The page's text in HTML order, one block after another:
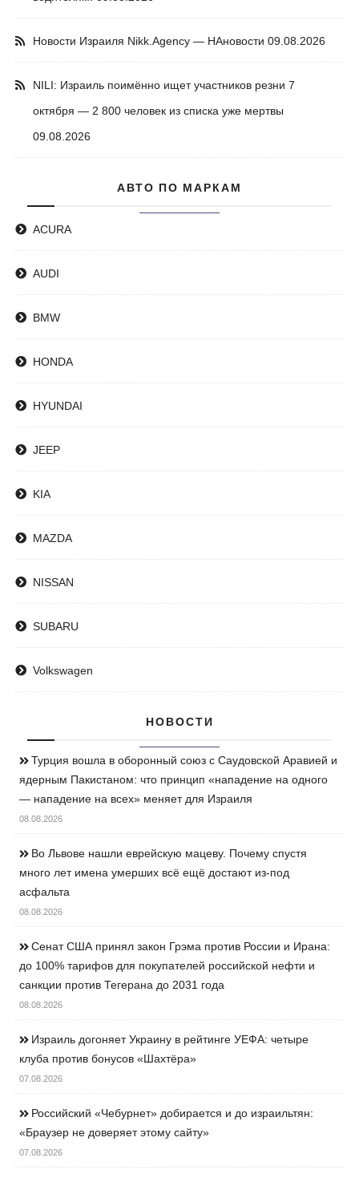
Новости Израиля Nikk.Agency — НАновости 09.08.2026
NILI: Израиль поимённо ищет участников резни 7
октября — 2 800 человек из списка уже мертвы
09.08.2026
АВТО ПО МАРКАМ
ACURA
AUDI
BMW
HONDA
HYUNDAI
JEEP
KIA
MAZDA
NISSAN
SUBARU
Volkswagen
НОВОСТИ
Турция вошла в оборонный союз с Саудовской Аравией и
ядерным Пакистаном: что принцип «нападение на одного
— нападение на всех» меняет для Израиля
08.08.2026
Во Львове нашли еврейскую мацеву. Почему спустя
много лет имена умерших всё ещё достают из-под
асфальта
08.08.2026
Сенат США принял закон Грэма против России и Ирана:
до 100% тарифов для покупателей российской нефти и
санкции против Тегерана до 2031 года
08.08.2026
Израиль догоняет Украину в рейтинге УЕФА: четыре
клуба против бонусов «Шахтёра»
07.08.2026
Российский «Чебурнет» добирается и до израильтян:
«Браузер не доверяет этому сайту»
07.08.2026